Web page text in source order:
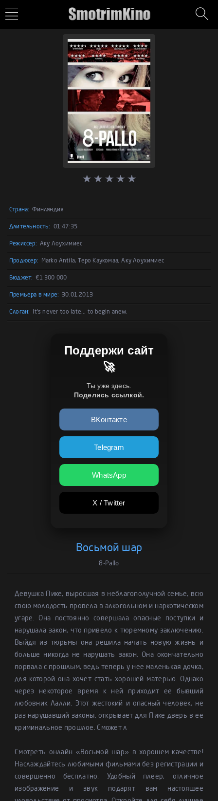
Страна: Финляндия
Длительность: 01:47:35
Режиссер: Аку Лоухимиес
Продюсер: Marko Antila, Теро Каукомаа, Аку Лоухимиес
Бюджет: €1 300 000
Премьера в мире: 30.01.2013
Слоган: It's never too late... to begin anew.
Поддержи сайт
🚀
Ты уже здесь.
Поделись ссылкой.
ВКонтакте
Telegram
WhatsApp
X / Twitter
Восьмой шар
8-Pallo
Девушка Пике, выросшая в неблагополучной семье, всю
свою молодость провела в алкогольном и наркотическом
угаре. Она постоянно совершала опасные поступки и
нарушала закон, что привело к тюремному заключению.
Выйдя из тюрьмы она решила начать новую жизнь и
больше никогда не нарушать закон. Она окончательно
порвала с прошлым, ведь теперь у нее маленькая дочка,
для которой она хочет стать хорошей матерью. Однако
через некоторое время к ней приходит ее бывший
любовник Лалли. Этот жестокий и опасный человек, не
раз нарушавший законы, открывает для Пике дверь в ее
криминальное прошлое. Сможет л
Смотреть онлайн «Восьмой шар» в хорошем качестве!
Наслаждайтесь любимыми фильмами без регистрации и
совершенно бесплатно. Удобный плеер, отличное
изображение и звук подарят вам настоящее